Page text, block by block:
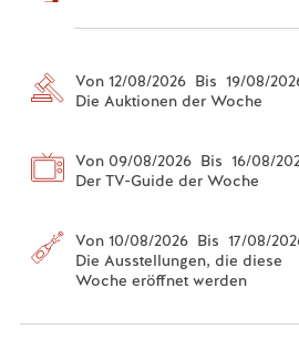
Von 12/08/2026 Bis 19/08/
Die Auktionen der Woche
Von 09/08/2026 Bis 16/08/
Der TV-Guide der Woche
Von 10/08/2026 Bis 17/08/
Die Ausstellungen, die diese
Woche eröffnet werden